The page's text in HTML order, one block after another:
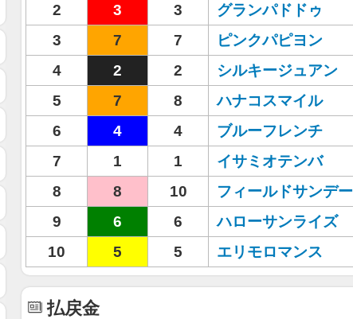
2
3 3 グランパドドゥ
3
7 7 ピンクパピヨン
4
2 2 シルキージュアン
5
7 8 ハナコスマイル
6
4 4 ブルーフレンチ
7
1 1 イサミオテンバ
8
8 10 フィールドサンデー
9
6 6 ハローサンライズ
10
5 5 エリモロマンス
払戻金